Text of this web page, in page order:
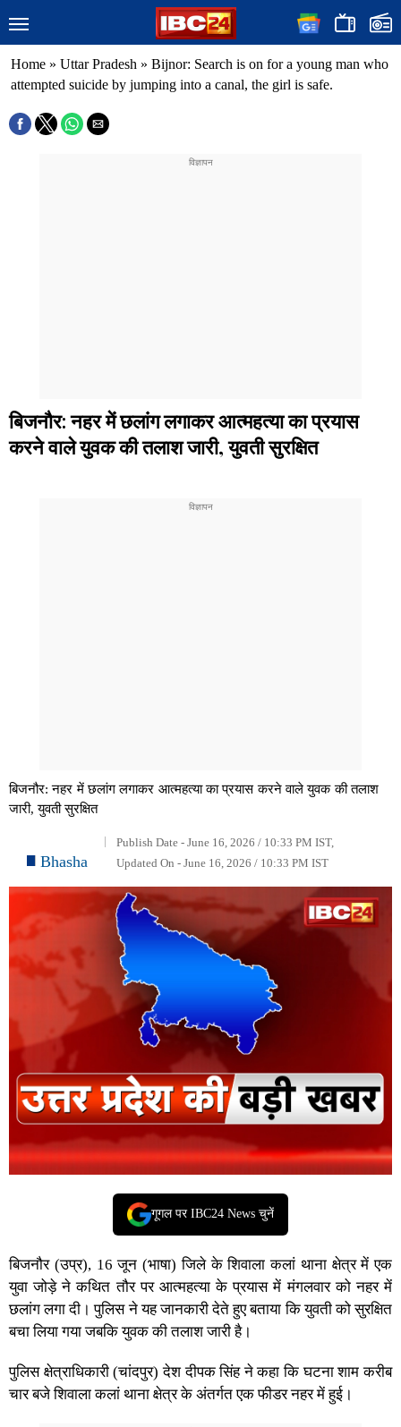
Home » Uttar Pradesh » Bijnor: Search is on for a young man who
attempted suicide by jumping into a canal, the girl is safe.
बिजनौर: नहर में छलांग लगाकर आत्महत्या का प्रयास
करने वाले युवक की तलाश जारी, युवती सुरक्षित
बिजनौर: नहर में छलांग लगाकर आत्महत्या का प्रयास करने वाले युवक की तलाश
जारी, युवती सुरक्षित
Bhasha
Publish Date - June 16, 2026 / 10:33 PM IST,
Updated On - June 16, 2026 / 10:33 PM IST
गूगल पर IBC24 News चुनें
बिजनौर (उप्र), 16 जून (भाषा) जिले के शिवाला कलां थाना क्षेत्र में एक
युवा जोड़े ने कथित तौर पर आत्महत्या के प्रयास में मंगलवार को नहर में
छलांग लगा दी। पुलिस ने यह जानकारी देते हुए बताया कि युवती को सुरक्षित
बचा लिया गया जबकि युवक की तलाश जारी है।
पुलिस क्षेत्राधिकारी (चांदपुर) देश दीपक सिंह ने कहा कि घटना शाम करीब
चार बजे शिवाला कलां थाना क्षेत्र के अंतर्गत एक फीडर नहर में हुई।